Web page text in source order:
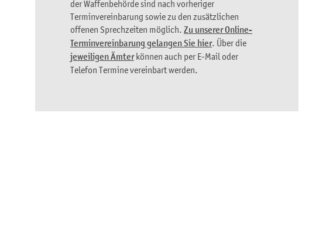
der Waffenbehörde sind nach vorheriger
Terminvereinbarung sowie zu den zusätzlichen
offenen Sprechzeiten möglich. Zu unserer Online-
Terminvereinbarung gelangen Sie hier. Über die
jeweiligen Ämterkönnen auch per E-Mail oder
Telefon Termine vereinbart werden.